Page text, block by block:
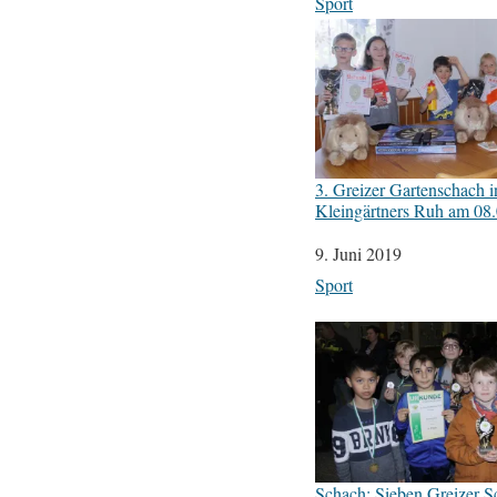
3. Greizer Gartenschach
Kleingärtners Ruh am
Datum
9. Juni 2019
In Bezug auf
Sport